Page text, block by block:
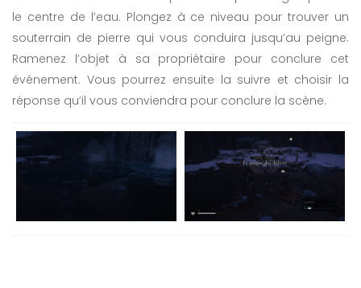
le centre de l’eau. Plongez à ce niveau pour trouver un
souterrain de pierre qui vous conduira jusqu’au peigne.
Ramenez l’objet à sa propriétaire pour conclure cet
événement. Vous pourrez ensuite la suivre et choisir la
réponse qu’il vous conviendra pour conclure la scène.